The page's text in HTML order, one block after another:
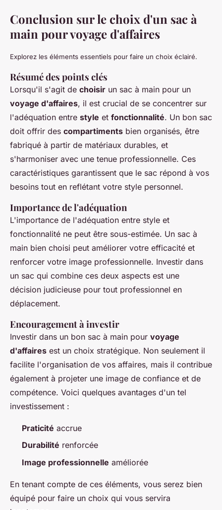
Conclusion sur le choix d'un sac à
main pour voyage d'affaires
Explorez les éléments essentiels pour faire un choix éclairé.
Résumé des points clés
Lorsqu'il s'agit de choisir un sac à main pour un
voyage d'affaires, il est crucial de se concentrer sur
l'adéquation entre style et fonctionnalité. Un bon sac
doit offrir des compartiments bien organisés, être
fabriqué à partir de matériaux durables, et
s'harmoniser avec une tenue professionnelle. Ces
caractéristiques garantissent que le sac répond à vos
besoins tout en reflétant votre style personnel.
Importance de l'adéquation
L'importance de l'adéquation entre style et
fonctionnalité ne peut être sous-estimée. Un sac à
main bien choisi peut améliorer votre efficacité et
renforcer votre image professionnelle. Investir dans
un sac qui combine ces deux aspects est une
décision judicieuse pour tout professionnel en
déplacement.
Encouragement à investir
Investir dans un bon sac à main pour voyage
d'affaires est un choix stratégique. Non seulement il
facilite l'organisation de vos affaires, mais il contribue
également à projeter une image de confiance et de
compétence. Voici quelques avantages d'un tel
investissement :
Praticité accrue
Durabilité renforcée
Image professionnelle améliorée
En tenant compte de ces éléments, vous serez bien
équipé pour faire un choix qui vous servira